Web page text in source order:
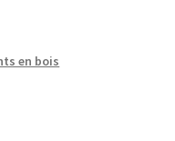
en bois